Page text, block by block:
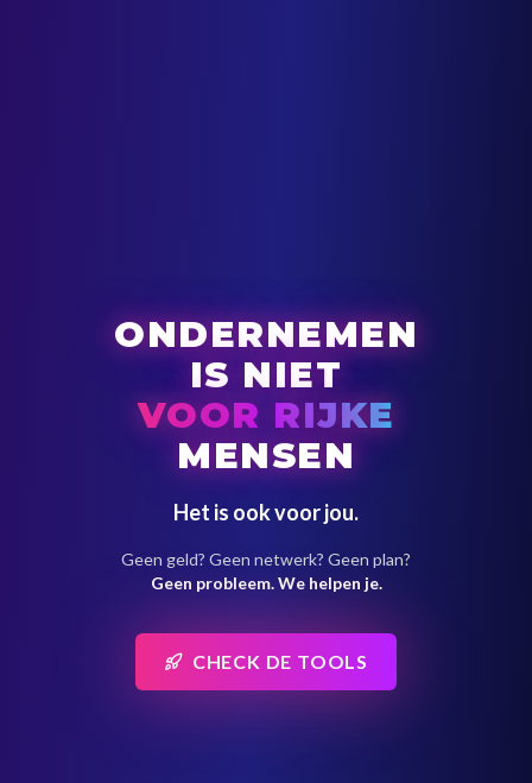
ONDERNEMEN
IS NIET
VOOR RIJKE
MENSEN
Het is ook voor jou.
Geen geld? Geen netwerk? Geen plan?
Geen probleem. We helpen je.
CHECK DE TOOLS